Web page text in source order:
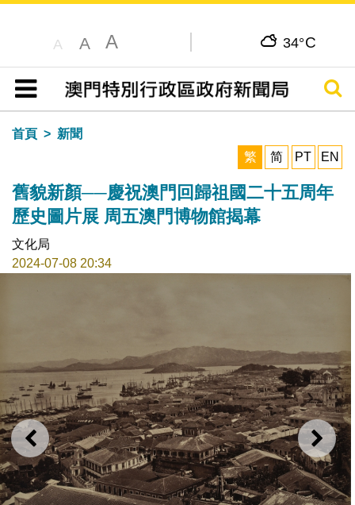
A A A 34°C
目錄
搜尋
首頁
新聞
繁
简 PT EN
舊貌新顏──慶祝澳門回歸祖國二十五周年
歷史圖片展 周五澳門博物館揭幕
文化局
2024-07-08 20:34
上一則 下一